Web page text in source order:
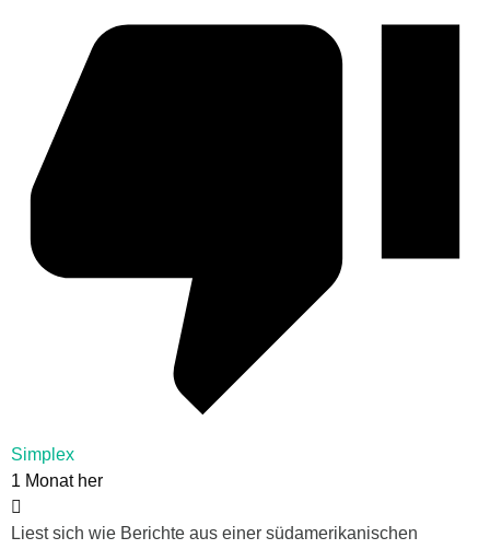
Simplex
1 Monat her
Liest sich wie Berichte aus einer südamerikanischen